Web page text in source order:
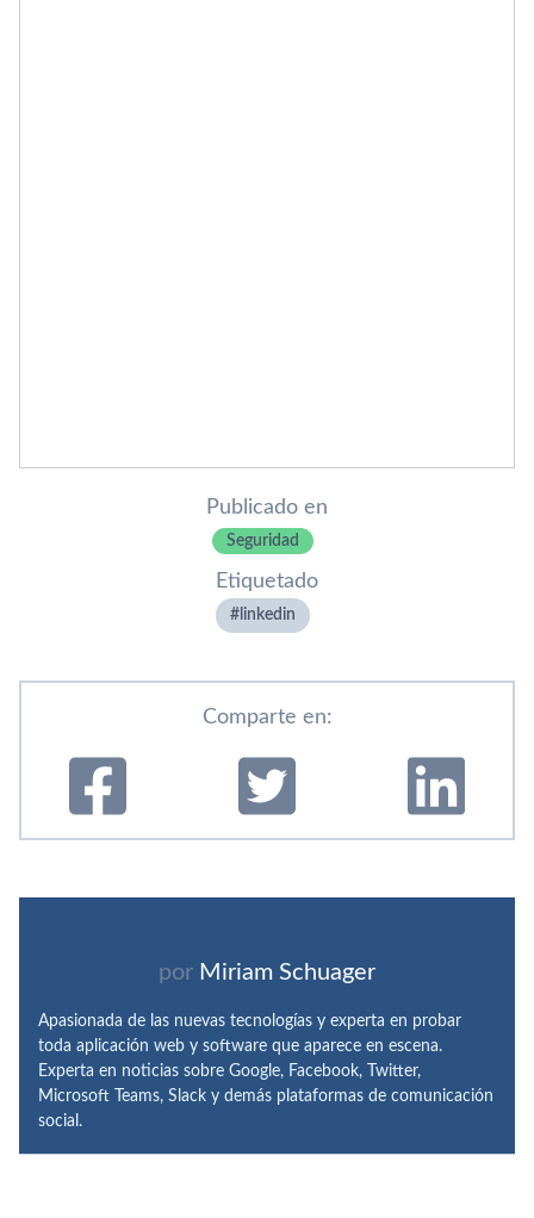
Publicado en
Seguridad
Etiquetado
linkedin
Comparte en:
por Miriam Schuager
Apasionada de las nuevas tecnologías y experta en probar
toda aplicación web y software que aparece en escena.
Experta en noticias sobre Google, Facebook, Twitter,
Microsoft Teams, Slack y demás plataformas de comunicación
social.